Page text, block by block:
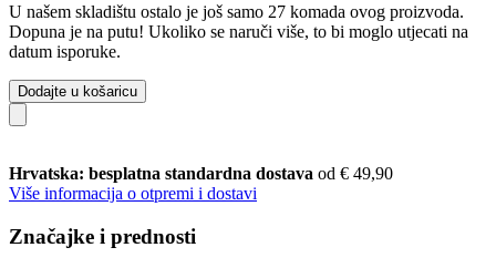
U našem skladištu ostalo je još samo 27 komada ovog proizvoda.
Dopuna je na putu! Ukoliko se naruči više, to bi moglo utjecati na
datum isporuke.
Dodajte u košaricu
Hrvatska: besplatna standardna dostava od € 49,90
Više informacija o otpremi i dostavi
Značajke i prednosti